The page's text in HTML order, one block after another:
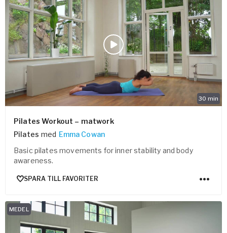
30 min
Pilates Workout – matwork
Pilates med Emma Cowan
Basic pilates movements for inner stability and body
awareness.
SPARA TILL FAVORITER
MEDEL